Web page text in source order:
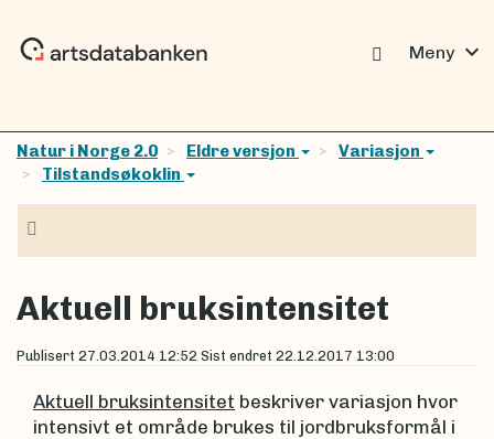
Meny expand_more
Natur i Norge 2.0 Eldre versjon
Variasjon
Tilstandsøkoklin
Aktuell bruksintensitet
Publisert 27.03.2014 12:52 Sist endret 22.12.2017 13:00
Aktuell bruksintensitet beskriver variasjon hvor
intensivt et område brukes til jordbruksformål i